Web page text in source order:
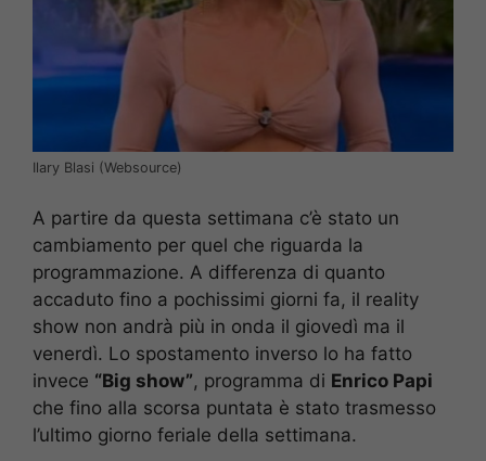
Ilary Blasi (Websource)
A partire da questa settimana c’è stato un
cambiamento per quel che riguarda la
programmazione. A differenza di quanto
accaduto fino a pochissimi giorni fa, il reality
show non andrà più in onda il giovedì ma il
venerdì. Lo spostamento inverso lo ha fatto
invece “Big show”, programma di Enrico Papi
che fino alla scorsa puntata è stato trasmesso
l’ultimo giorno feriale della settimana.